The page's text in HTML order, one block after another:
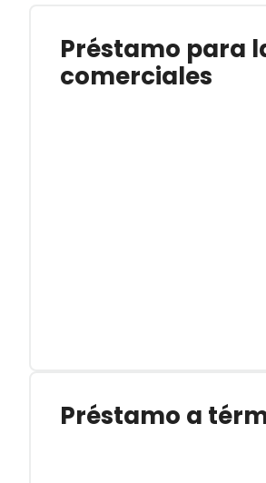
Préstamo para
comerciales
Préstamo a